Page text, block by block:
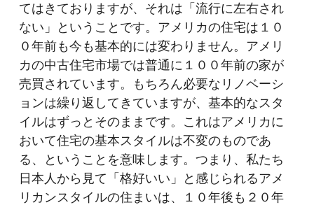
てはきておりますが、それは「流行に左右され
ない」ということです。アメリカの住宅は１０
０年前も今も基本的には変わりません。アメリ
カの中古住宅市場では普通に１００年前の家が
売買されています。もちろん必要なリノベーシ
ョンは繰り返してきていますが、基本的なスタ
イルはずっとそのままです。これはアメリカに
おいて住宅の基本スタイルは不変のものであ
る、ということを意味します。つまり、私たち
日本人から見て「格好いい」と感じられるアメ
リカンスタイルの住まいは、１０年後も２０年